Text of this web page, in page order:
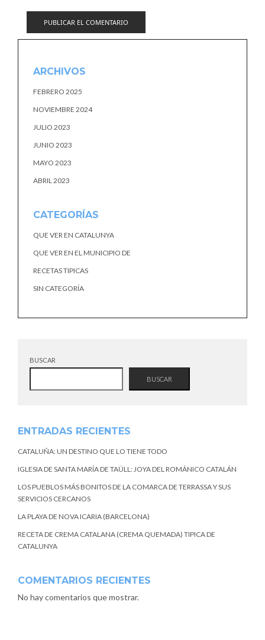
ARCHIVOS
FEBRERO 2025
NOVIEMBRE 2024
JULIO 2023
JUNIO 2023
MAYO 2023
ABRIL 2023
CATEGORÍAS
QUE VER EN CATALUNYA
QUE VER EN EL MUNICIPIO DE
RECETAS TIPICAS
SIN CATEGORÍA
BUSCAR
BUSCAR
ENTRADAS RECIENTES
CATALUÑA: UN DESTINO QUE LO TIENE TODO
IGLESIA DE SANTA MARÍA DE TAÜLL: JOYA DEL ROMÁNICO CATALÁN
LOS PUEBLOS MÁS BONITOS DE LA COMARCA DE TERRASSA Y SUS
SERVICIOS CERCANOS
LA PLAYA DE NOVA ICARIA (BARCELONA)
RECETA DE CREMA CATALANA (CREMA QUEMADA) TIPICA DE
CATALUNYA
COMENTARIOS RECIENTES
No hay comentarios que mostrar.